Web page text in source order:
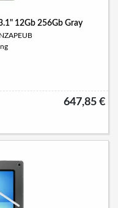
12Gb 256Gb Gray
647,85 €